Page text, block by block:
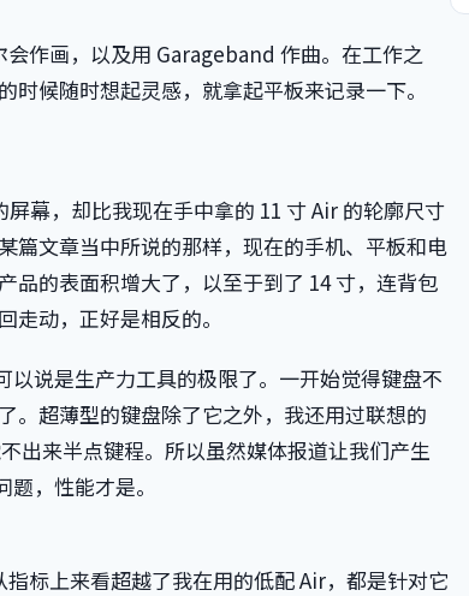
作画，以及用 Garageband 作曲。在工作之
候随时想起灵感，就拿起平板来记录一下。
屏幕，却比我现在手中拿的 11 寸 Air 的轮廓尺寸
篇文章当中所说的那样，现在的手机、平板和电
品的表面积增大了，以至于到了 14 寸，连背包
动，正好是相反的。
说是生产力工具的极限了。一开始觉得键盘不
。超薄型的键盘除了它之外，我还用过联想的
出来半点键程。所以虽然媒体报道让我们产生
，性能才是。
标上来看超越了我在用的低配 Air，都是针对它